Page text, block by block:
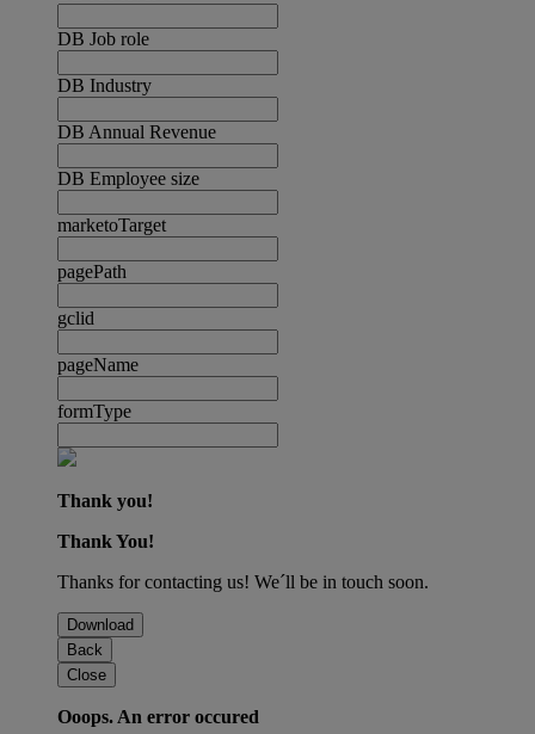
DB Job role
DB Industry
DB Annual Revenue
DB Employee size
marketoTarget
pagePath
gclid
pageName
formType
Thank you!
Thank You!
Thanks for contacting us! We´ll be in touch soon.
Download
Back
Close
Ooops. An error occured